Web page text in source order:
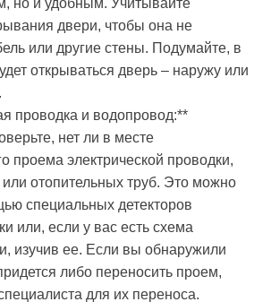
двери, чтобы она не
или другие стены. Подумайте, в
открываться дверь – наружу или
проводка и водопровод:**
нет ли в месте
проема электрической проводки,
отопительных труб. Это можно
специальных детекторов
или, если у вас есть схема
изучив ее. Если вы обнаружили
либо переносить проем,
для их переноса.